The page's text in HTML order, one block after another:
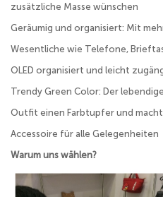
zusätzliche Masse wünschen
Geräumig und organisiert: Mit
Wesentliche wie Telefone,
OLED organisiert und leicht
Trendy Green Color: Der
Outfit einen Farbtupfer und
Accessoire für alle Gelegenheiten
Warum uns wählen?